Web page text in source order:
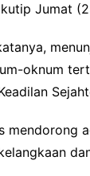
Jumat
oknum
mendorong